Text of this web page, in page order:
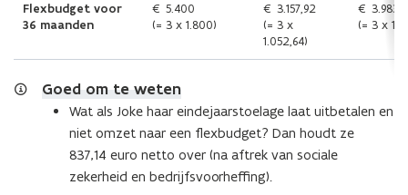
Flexbudget voor
36 maanden
€ 5.400
(= 3 x 1.800)
€ 3.157,92
(= 3 x
1.052,64)
€
(= 3 x
Goed om te weten
Wat als Joke haar eindejaarstoelage laat uitbetalen en
niet omzet naar een flexbudget? Dan houdt ze
837,14 euro netto over (na aftrek van sociale
zekerheid en bedrijfsvoorheffing).